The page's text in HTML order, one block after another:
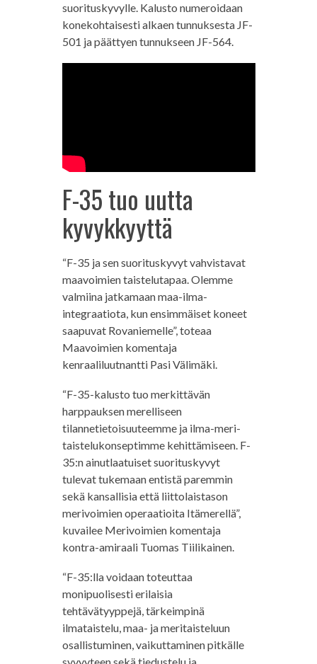
suorituskyvylle. Kalusto numeroidaan
konekohtaisesti alkaen tunnuksesta JF-
501 ja päättyen tunnukseen JF-564.
F-35 tuo uutta
kyvykkyyttä
“F-35 ja sen suorituskyvyt vahvistavat
maavoimien taistelutapaa. Olemme
valmiina jatkamaan maa-ilma-
integraatiota, kun ensimmäiset koneet
saapuvat Rovaniemelle”, toteaa
Maavoimien komentaja
kenraaliluutnantti Pasi Välimäki.
“F-35-kalusto tuo merkittävän
harppauksen merelliseen
tilannetietoisuuteemme ja ilma-meri-
taistelukonseptimme kehittämiseen. F-
35:n ainutlaatuiset suorituskyvyt
tulevat tukemaan entistä paremmin
sekä kansallisia että liittolaistason
merivoimien operaatioita Itämerellä”,
kuvailee Merivoimien komentaja
kontra-amiraali Tuomas Tiilikainen.
“F-35:lla voidaan toteuttaa
monipuolisesti erilaisia
tehtävätyyppejä, tärkeimpinä
ilmataistelu, maa- ja meritaisteluun
osallistuminen, vaikuttaminen pitkälle
syvyyteen sekä tiedustelu ja